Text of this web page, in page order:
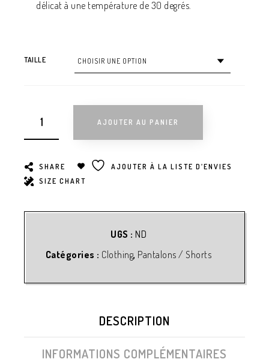
délicat à une température de 30 degrés.
TAILLE
AJOUTER AU PANIER
SHARE
AJOUTER À LA LISTE D’ENVIES
SIZE CHART
UGS : ND
Catégories : Clothing, Pantalons / Shorts
DESCRIPTION
INFORMATIONS COMPLÉMENTAIRES